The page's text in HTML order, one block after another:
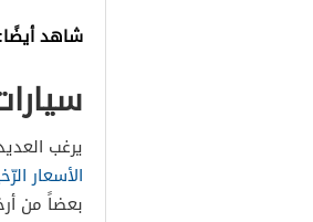
شاهد أيضًا:
يرغب
الأسعار
بعضاً من